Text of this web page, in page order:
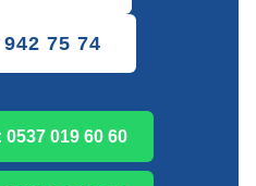
942 75 74
019 60 60